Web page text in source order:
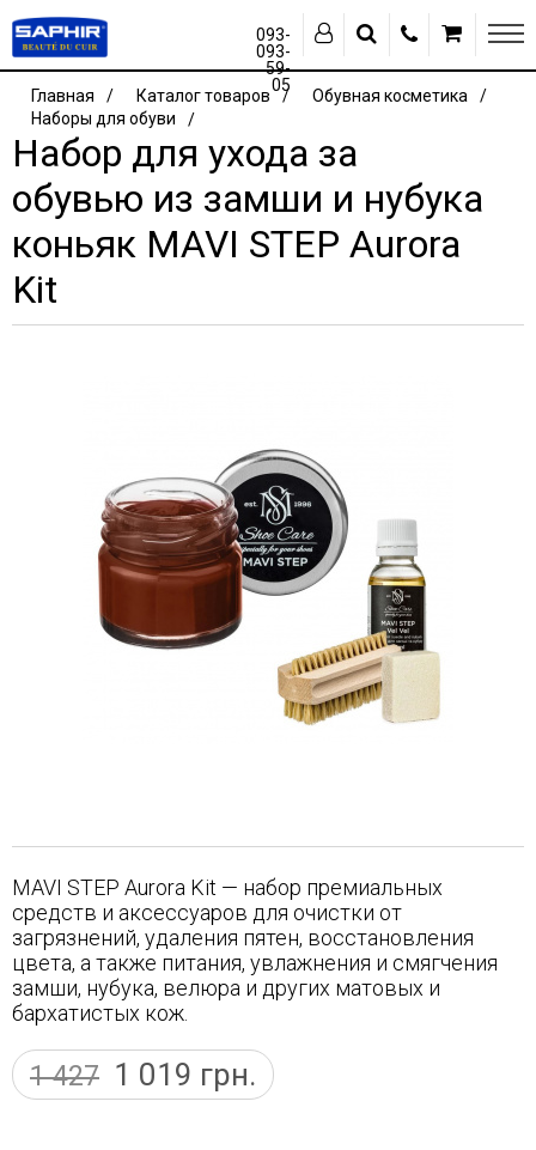
093-
093-
59-
05
Главная Каталог товаров
Обувная косметика
Наборы для обуви
Набор для ухода за
обувью из замши и нубука
коньяк MAVI STEP Aurora
Kit
MAVI STEP Aurora Kit — набор премиальных
средств и аксессуаров для очистки от
загрязнений, удаления пятен, восстановления
цвета, а также питания, увлажнения и смягчения
замши, нубука, велюра и других матовых и
бархатистых кож.
1 427 1 019 грн.